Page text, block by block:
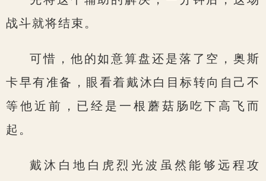
战斗就将结束。
可惜，他的如意算盘还是落了空，奥斯
卡早有准备，眼看着戴沐白目标转向自己不
等他近前，已经是一根蘑菇肠吃下高飞而
起。
戴沐白地白虎烈光波虽然能够远程攻